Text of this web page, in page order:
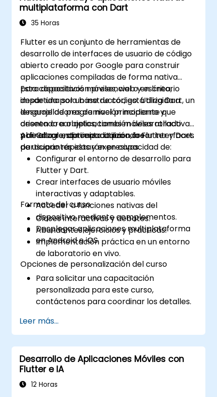
Implementar y probar aplicaciones en
diversas plataformas (móvil, escritorio,
multiplataforma con Dart
35 Horas
Flutter es un conjunto de herramientas de
desarrollo de interfaces de usuario de código
abierto creado por Google para construir
aplicaciones compiladas de forma nativa
para dispositivos móviles, web y escritorio
desde una sola base de código. Utiliza Dart, un
lenguaje de programación moderno y
orientado a objetos, también desarrollado
por Google, optimizado para crear interfaces
de usuario rápidas y expresivas.
Esta capacitación presencial o en línea,
impartida por un instructor, está dirigida a
desarrolladores de nivel principiante que
deseen crear aplicaciones móviles atractivas
y de alto rendimiento utilizando Flutter y Dart.
Al finalizar esta capacitación, los
participantes estarán en capacidad de:
Configurar el entorno de desarrollo para
Flutter y Dart.
Crear interfaces de usuario móviles
interactivas y adaptables.
Acceder a funciones nativas del
dispositivo mediante complementos.
Desplegar aplicaciones multiplataforma
en Android e iOS.
Formato del curso
Clases interactivas y debates.
Abundantes ejercicios y prácticas.
Implementación práctica en un entorno
de laboratorio en vivo.
Opciones de personalización del curso
Para solicitar una capacitación
personalizada para este curso,
contáctenos para coordinar los detalles.
Leer más...
Desarrollo de Aplicaciones Móviles con
Flutter e IA
12 Horas